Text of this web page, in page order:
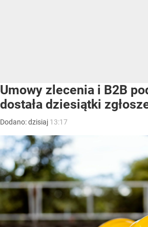
Umowy zlecenia i B2B
dostała dziesiątki
Dodano:dzisiaj 13:17